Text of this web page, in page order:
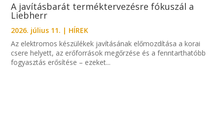
A javításbarát terméktervezésre fókuszál a
Liebherr
2026. július 11. | HÍREK
Az elektromos készülékek javításának előmozdítása a korai
csere helyett, az erőforrások megőrzése és a fenntarthatóbb
fogyasztás erősítése – ezeket...